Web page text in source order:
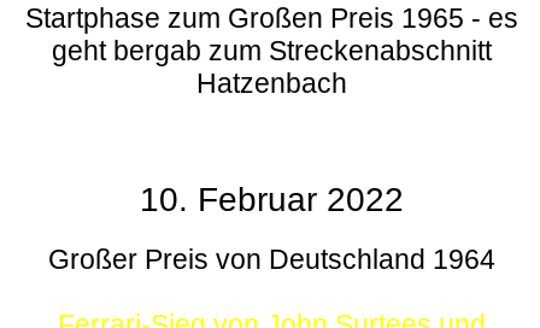
Startphase zum Großen Preis 1965 - es
geht bergab zum Streckenabschnitt
Hatzenbach
10. Februar 2022
Großer Preis von Deutschland 1964